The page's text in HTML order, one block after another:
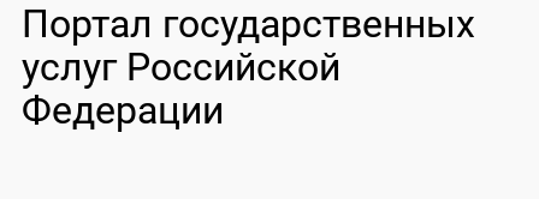
Портал государственных
услуг Российской
Федерации